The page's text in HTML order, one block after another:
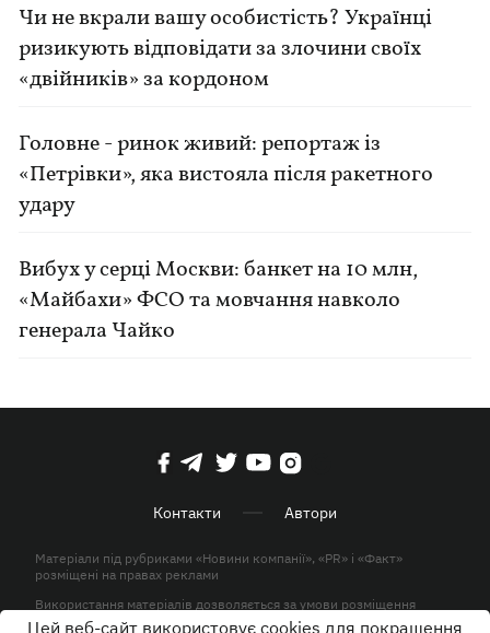
Чи не вкрали вашу особистість? Українці
ризикують відповідати за злочини своїх
«двійників» за кордоном
Головне - ринок живий: репортаж із
«Петрівки», яка вистояла після ракетного
удару
Вибух у серці Москви: банкет на 10 млн,
«Майбахи» ФСО та мовчання навколо
генерала Чайко
Контакти Автори
Матеріали під рубриками «Новини компанії», «PR» і «Факт»
розміщені на правах реклами
Використання матеріалів дозволяється за умови розміщення
активного гіперпосилання на KP.UA в першому абзаці.
Цей веб-сайт використовує cookies для покращення